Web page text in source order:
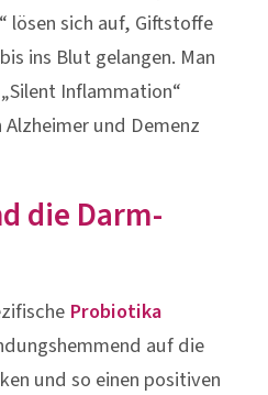
“ lösen sich auf, Giftstoffe
ins Blut gelangen. Man
Inflammation“
und Demenz
die Darm-
Probiotika
auf die
und so einen positiven